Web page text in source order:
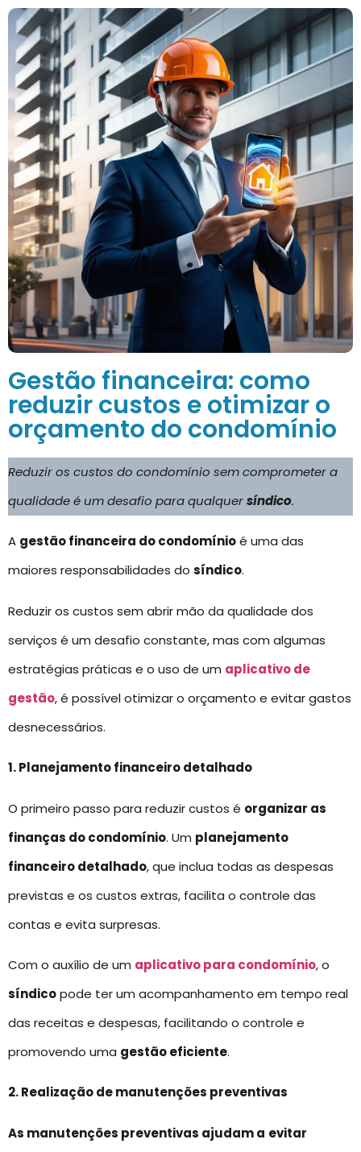
Gestão financeira: como
reduzir custos e otimizar o
orçamento do condomínio
Reduzir os custos do condomínio sem comprometer a
qualidade é um desafio para qualquersíndico.
A gestão financeira do condomínioé uma das
maiores responsabilidades do síndico.
Reduzir os custos sem abrir mão da qualidade dos
serviços é um desafio constante, mas com algumas
estratégias práticas e o uso de um aplicativo de
gestão, é possível otimizar o orçamento e evitar gastos
desnecessários.
1. Planejamento financeiro detalhado
O primeiro passo para reduzir custos é organizar as
finanças do condomínio. Um planejamento
financeiro detalhado, que inclua todas as despesas
previstas e os custos extras, facilita o controle das
contas e evita surpresas.
Com o auxílio de um aplicativo para condomínio, o
síndicopode ter um acompanhamento em tempo real
das receitas e despesas, facilitando o controle e
promovendo uma gestão eficiente.
2. Realização de manutenções preventivas
As manutenções preventivas ajudam a evitar